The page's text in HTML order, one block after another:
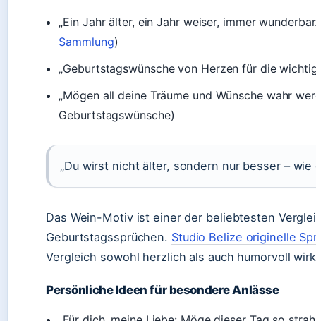
„Ein Jahr älter, ein Jahr weiser, immer
Sammlung)
„Geburtstagswünsche von Herzen für die
„Mögen all deine Träume und Wünsche wahr
Geburtstagswünsche)
„Du wirst nicht älter, sondern nur besser – wie
Das Wein-Motiv ist einer der beliebtesten
Geburtstagssprüchen. Studio Belize originelle
Vergleich sowohl herzlich als auch humorvoll
Persönliche Ideen für besondere Anlässe